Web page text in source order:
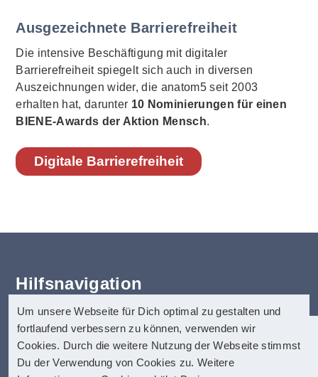
Ausgezeichnete Barrierefreiheit
Die intensive Beschäftigung mit digitaler
Barrierefreiheit spiegelt sich auch in diversen
Auszeichnungen wider, die anatom5 seit 2003
erhalten hat, darunter 10 Nominierungen für einen
BIENE-Awards der Aktion Mensch.
Digitale Barrierefreiheit
Hilfsnavigation
Erklärung zur Barrierefreiheit
Startseite
Kontakt
Impressum
anatom5 perception marketing
GmbH
Um unsere Webseite für Dich optimal zu gestalten und
fortlaufend verbessern zu können, verwenden wir
Cookies. Durch die weitere Nutzung der Webseite stimmst
Du der Verwendung von Cookies zu. Weitere